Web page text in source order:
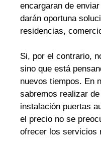
encargaran de
darán oportuna
residencias,
Si, por el contrario,
sino que está
nuevos tiempos. En
sabremos realizar
instalación puertas
el precio no se
ofrecer los servicios